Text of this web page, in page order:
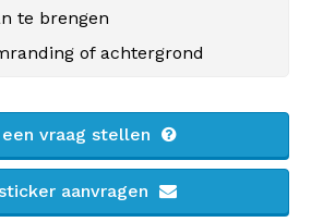
te brengen
of achtergrond
vraag stellen
aanvragen